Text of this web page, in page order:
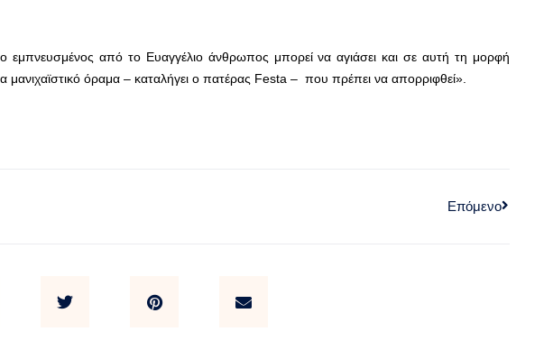
ο εμπνευσμένος από το Ευαγγέλιο άνθρωπος μπορεί να αγιάσει και σε αυτή τη μορφή
μανιχαϊστικό όραμα – καταλήγει ο πατέρας Festa – που πρέπει να απορριφθεί».
Επόμενο